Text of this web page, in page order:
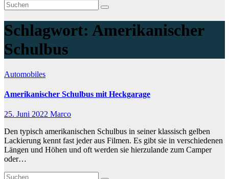
Schlagwort: Amerikanischer
Schulbus
Automobiles
Amerikanischer Schulbus mit Heckgarage
25. Juni 2022 Marco
Den typisch amerikanischen Schulbus in seiner klassisch gelben
Lackierung kennt fast jeder aus Filmen. Es gibt sie in verschiedenen
Längen und Höhen und oft werden sie hierzulande zum Camper
oder…